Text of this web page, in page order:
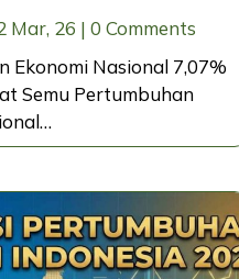
Mar, 26 | 0 Comments
Ekonomi Nasional 7,07%
Semu Pertumbuhan